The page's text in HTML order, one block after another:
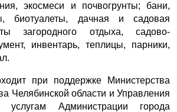
экосмеси и почвогрунты; бани,
биотуалеты, дачная и садовая
загородного отдыха, садово-
инвентарь, теплицы, парники,
при поддержке Министерства
Челябинской области и Управления
Администрации города